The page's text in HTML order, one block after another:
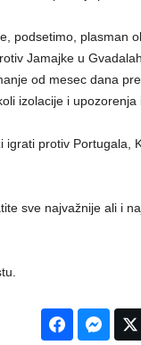
podsetimo, plasman
Jamajke u
od mesec dana
izolacije i upozorenja
igrati protiv
sve najvažnije ali i